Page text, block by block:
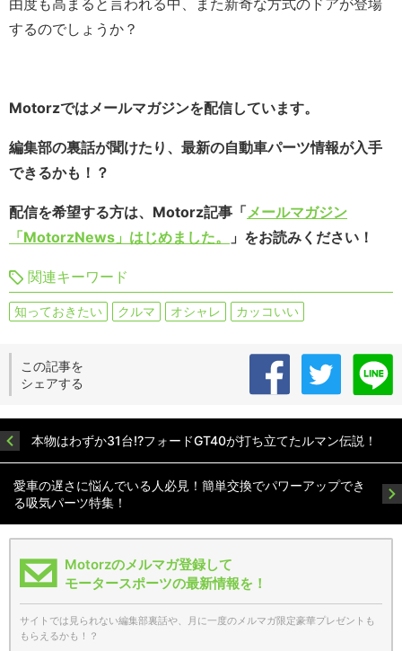
由度も高まると言われる中、また新奇な方式のドアが登場
するのでしょうか？
Motorzではメールマガジンを配信しています。
編集部の裏話が聞けたり、最新の自動車パーツ情報が入手
できるかも！？
配信を希望する方は、Motorz記事「メールマガジン
「MotorzNews」はじめました。
」をお読みください！
関連キーワード
知っておきたい クルマ オシャレ カッコいい
この記事を
シェアする
本物はわずか31台!?フォードGT40が打ち立てたルマン伝説！
愛車の遅さに悩んでいる人必見！簡単交換でパワーアップでき
る吸気パーツ特集！
Motorzのメルマガ登録して
モータースポーツの最新情報を！
サイトでは見られない編集部裏話や、月に一度のメルマガ限定豪華プレゼントも
もらえるかも！？